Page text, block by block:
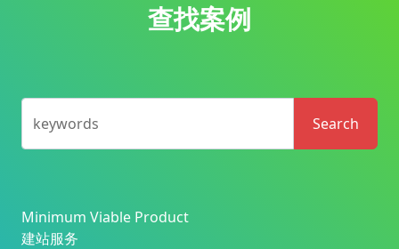
查找案例
keywords Search
Minimum Viable Product
建站服务